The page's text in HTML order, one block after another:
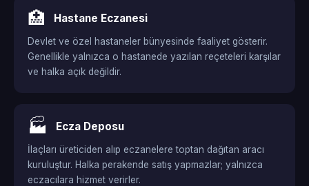
🏥 Hastane Eczanesi
Devlet ve özel hastaneler bünyesinde faaliyet gösterir.
Genellikle yalnızca o hastanede yazılan reçeteleri karşılar
ve halka açık değildir.
🏭 Ecza Deposu
İlaçları üreticiden alıp eczanelere toptan dağıtan aracı
kuruluştur. Halka perakende satış yapmazlar; yalnızca
eczacılara hizmet verirler.